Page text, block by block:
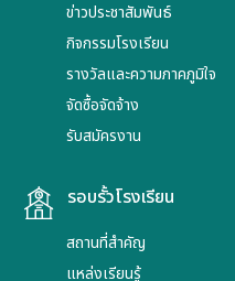
ข่าวประชาสัมพันธ์
กิจกรรมโรงเรียน
รางวัลและความภาคภูมิใจ
จัดซื้อจัดจ้าง
รับสมัครงาน
รอบรั้วโรงเรียน
สถานที่สำคัญ
แหล่งเรียนรู้